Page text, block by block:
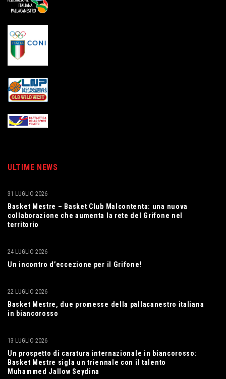
ULTIME NEWS
Basket Mestre – Basket Club Malcontenta: una nuova
collaborazione che aumenta la rete del Grifone nel
territorio
31 LUGLIO 2026
Un incontro d’eccezione per il Grifone!
24 LUGLIO 2026
Basket Mestre, due promesse della pallacanestro italiana
in biancorosso
22 LUGLIO 2026
Un prospetto di caratura internazionale in biancorosso:
Basket Mestre sigla un triennale con il talento
Muhammed Jallow Seydina
13 LUGLIO 2026